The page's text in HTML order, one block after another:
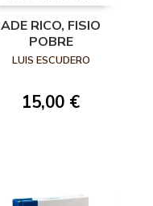
ADE RICO, FISIO
POBRE
LUIS ESCUDERO
15,00 €